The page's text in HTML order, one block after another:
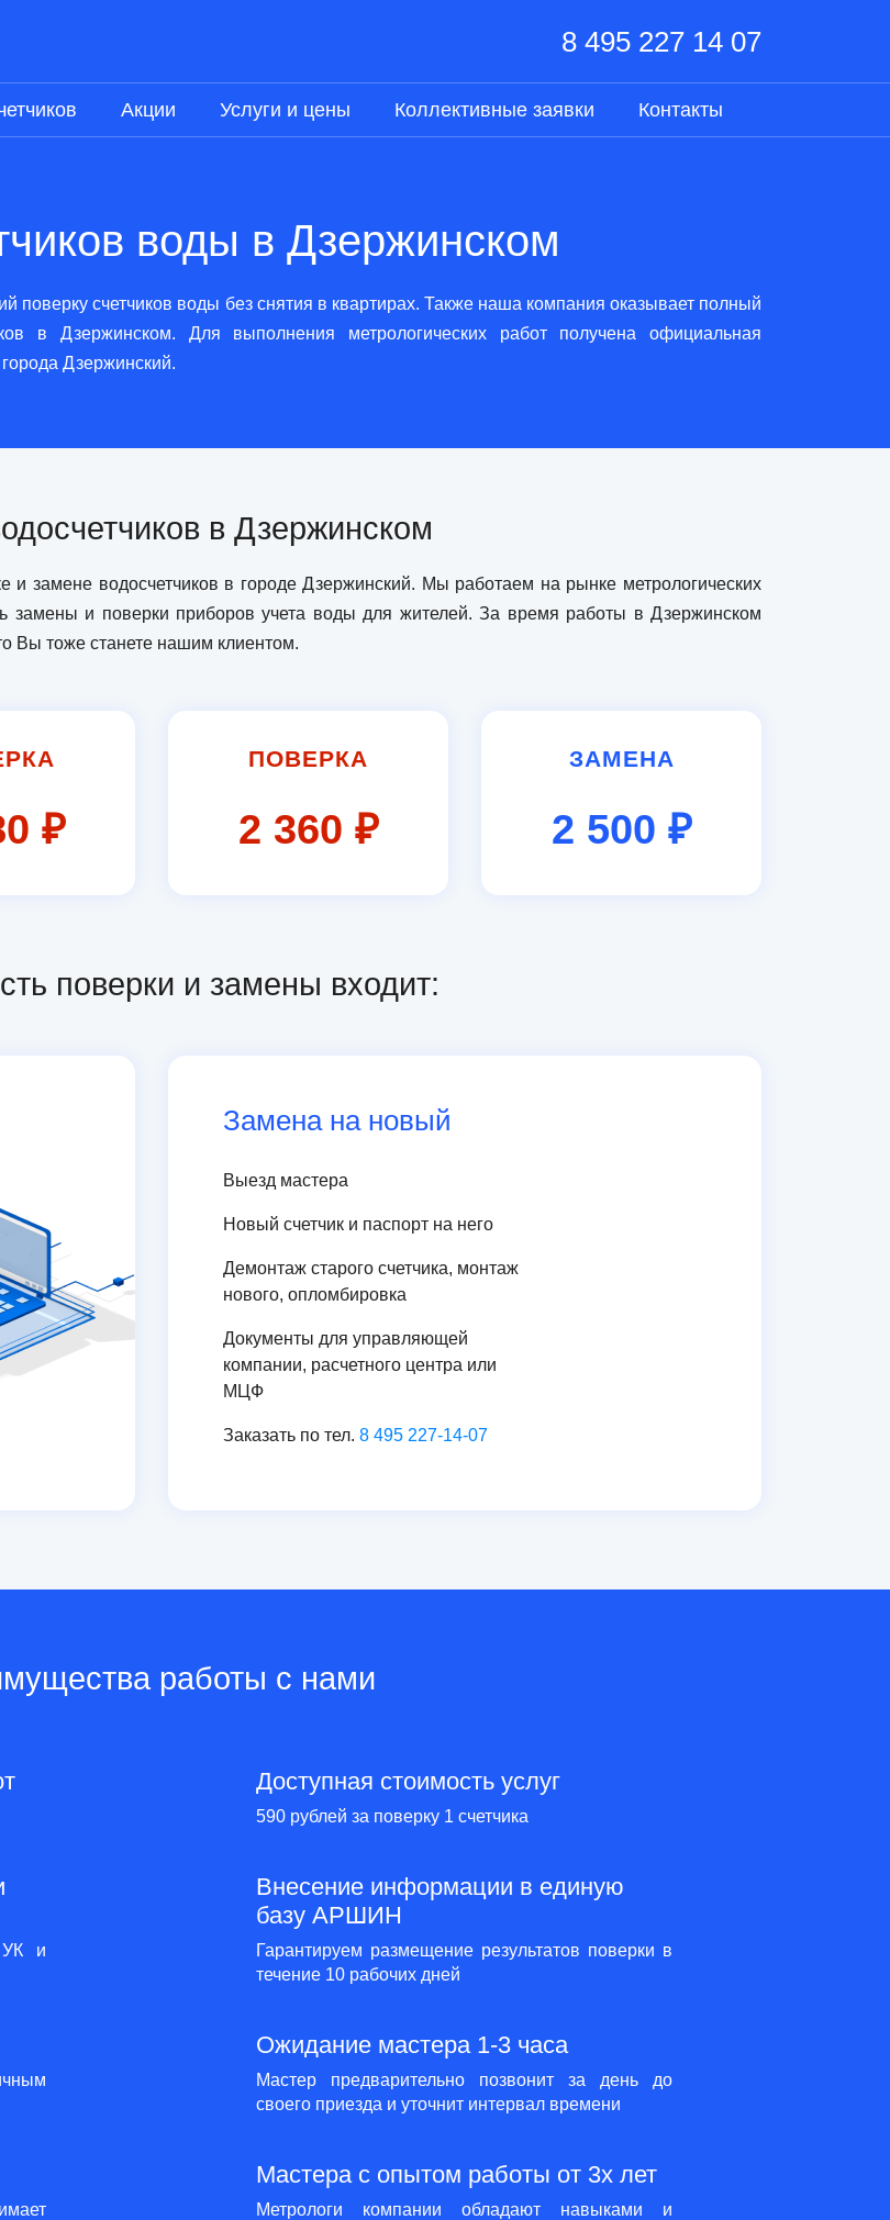
8 495 227 14 07
Акции Услуги и цены Коллективные заявки Контакты
воды в Дзержинском
поверку счетчиков воды без снятия в квартирах. Также наша компания оказывает полный
в Дзержинском. Для выполнения метрологических работ получена официальная
Дзержинский.
в Дзержинском
замене водосчетчиков в городе Дзержинский. Мы работаем на рынке метрологических
замены и поверки приборов учета воды для жителей. За время работы в Дзержинском
Вы тоже станете нашим клиентом.
₽
ПОВЕРКА
2 360 ₽
ЗАМЕНА
2 500 ₽
поверки и замены входит:
Замена на новый
Выезд мастера
Новый счетчик и паспорт на него
Демонтаж старого счетчика, монтаж
нового, опломбировка
Документы для управляющей
компании, расчетного центра или
МЦФ
Заказать по тел. 8 495 227-14-07
работы с нами
Доступная стоимость услуг
590 рублей за поверку 1 счетчика
УК и
Внесение информации в единую
базу АРШИН
Гарантируем размещение результатов поверки в
течение 10 рабочих дней
Ожидание мастера 1-3 часа
Мастер предварительно позвонит за день до
своего приезда и уточнит интервал времени
Мастера с опытом работы от 3х лет
Метрологи компании обладают навыками и